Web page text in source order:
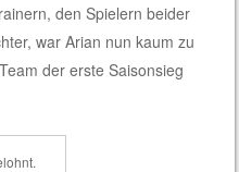
den Spielern beider
war Arian nun kaum zu
der erste Saisonsieg